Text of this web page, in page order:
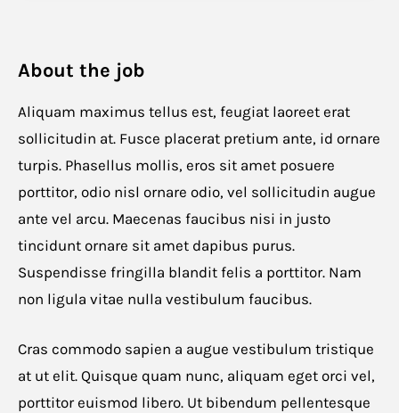
About the job
Aliquam maximus tellus est, feugiat laoreet erat
sollicitudin at. Fusce placerat pretium ante, id ornare
turpis. Phasellus mollis, eros sit amet posuere
porttitor, odio nisl ornare odio, vel sollicitudin augue
ante vel arcu. Maecenas faucibus nisi in justo
tincidunt ornare sit amet dapibus purus.
Suspendisse fringilla blandit felis a porttitor. Nam
non ligula vitae nulla vestibulum faucibus.
Cras commodo sapien a augue vestibulum tristique
at ut elit. Quisque quam nunc, aliquam eget orci vel,
porttitor euismod libero. Ut bibendum pellentesque